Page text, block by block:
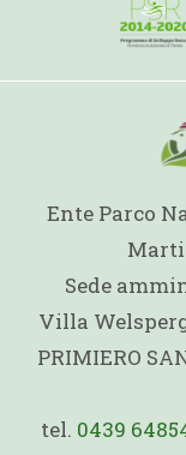
Ente Parco
Sede
Villa
PRIMIERO
tel. 0439